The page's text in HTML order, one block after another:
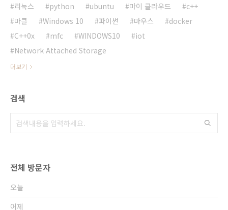
리눅스
python ubuntu 마이 클라우드
c++
마클
Windows 10 파이썬 마우스
docker
C++0x
mfc WINDOWS10
iot
Network Attached Storage
더보기
검색
전체 방문자
오늘
어제